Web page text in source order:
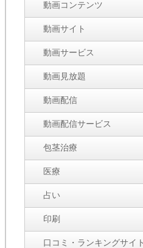
動画コンテンツ
動画サイト
動画サービス
動画見放題
動画配信
動画配信サービス
包茎治療
医療
占い
印刷
口コミ・ランキングサイト